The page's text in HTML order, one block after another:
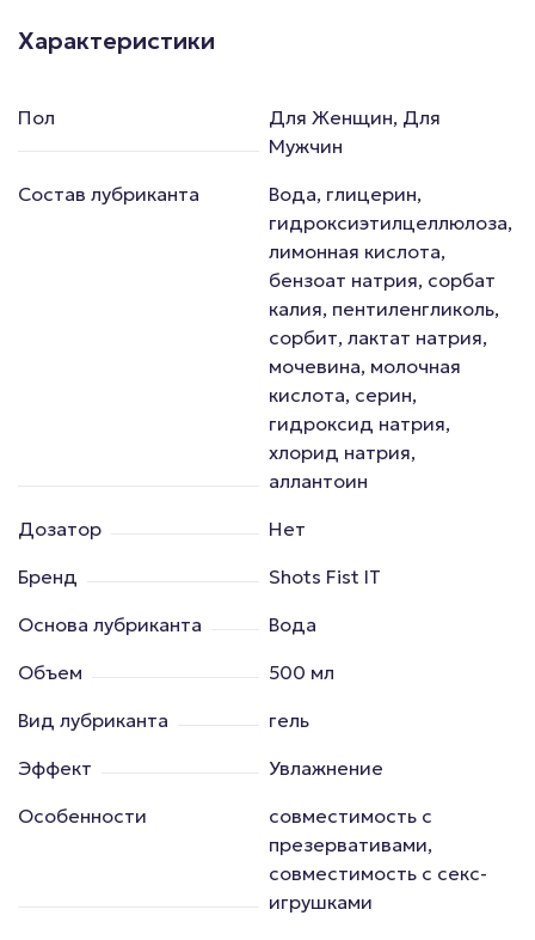
Характеристики
Пол
Для Женщин, Для
Мужчин
Состав лубриканта
Вода, глицерин,
гидроксиэтилцеллюлоза,
лимонная кислота,
бензоат натрия, сорбат
калия, пентиленгликоль,
сорбит, лактат натрия,
мочевина, молочная
кислота, серин,
гидроксид натрия,
хлорид натрия,
аллантоин
Дозатор
Нет
Бренд
Shots Fist IT
Основа лубриканта
Вода
Объем
500 мл
Вид лубриканта
гель
Эффект
Увлажнение
Особенности
совместимость с
презервативами,
совместимость с секс-
игрушками